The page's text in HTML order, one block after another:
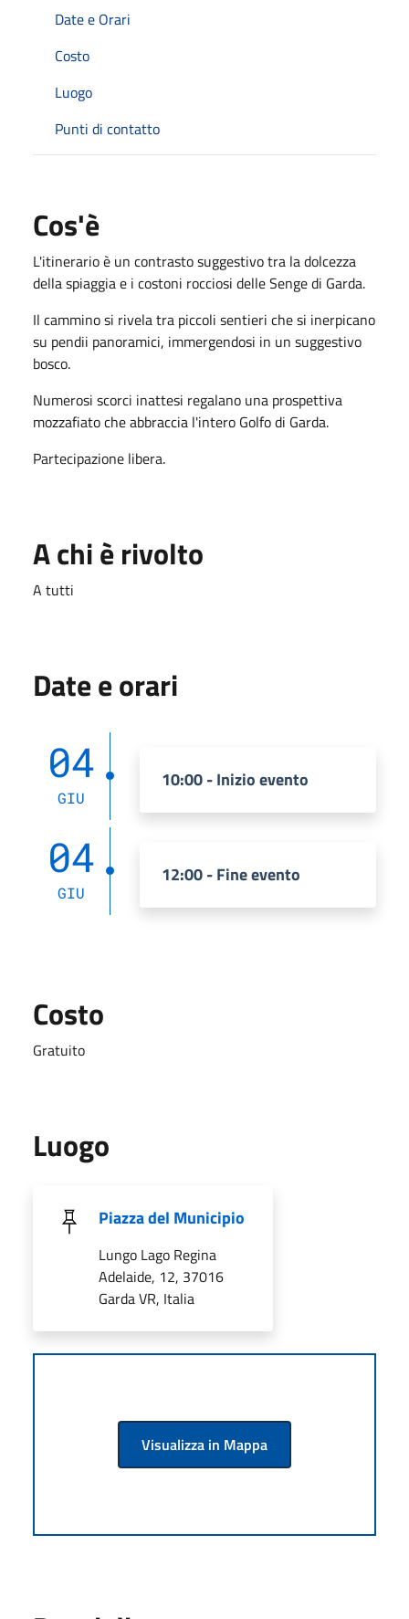
Date e Orari
Costo
Luogo
Punti di contatto
Cos'è
L'itinerario è un contrasto suggestivo tra la dolcezza
della spiaggia e i costoni rocciosi delle Senge di Garda.
Il cammino si rivela tra piccoli sentieri che si inerpicano
su pendii panoramici, immergendosi in un suggestivo
bosco.
Numerosi scorci inattesi regalano una prospettiva
mozzafiato che abbraccia l'intero Golfo di Garda.
Partecipazione libera.
A chi è rivolto
A tutti
Date e orari
04
GIU
10:00 - Inizio evento
04
GIU
12:00 - Fine evento
Costo
Gratuito
Luogo
Piazza del Municipio
Lungo Lago Regina
Adelaide, 12, 37016
Garda VR, Italia
Visualizza in Mappa